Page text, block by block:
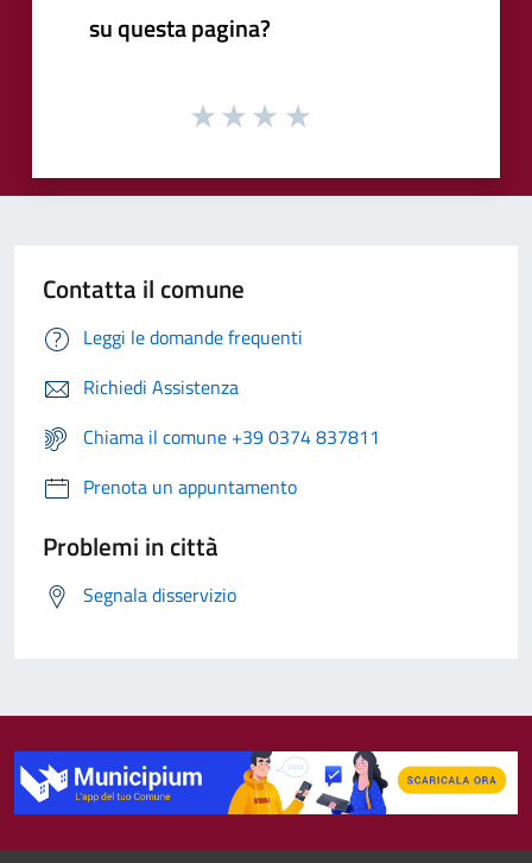
su questa pagina?
Contatta il comune
Leggi le domande frequenti
Richiedi Assistenza
Chiama il comune +39 0374 837811
Prenota un appuntamento
Problemi in città
Segnala disservizio